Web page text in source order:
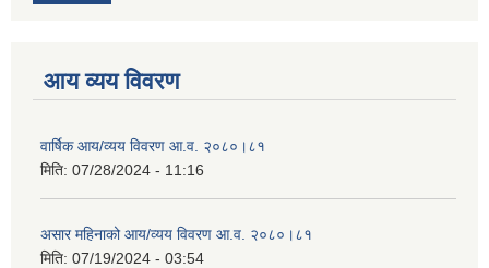
आय व्यय विवरण
वार्षिक आय/व्यय विवरण आ.व. २०८०।८१
मिति: 07/28/2024 - 11:16
असार महिनाको आय/व्यय विवरण आ.व. २०८०।८१
मिति: 07/19/2024 - 03:54